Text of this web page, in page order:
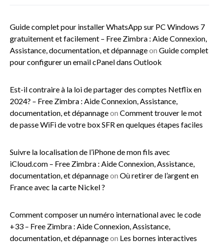
Guide complet pour installer WhatsApp sur PC Windows 7
gratuitement et facilement – Free Zimbra : Aide Connexion,
Assistance, documentation, et dépannageon Guide complet
pour configurer un email cPanel dans Outlook
Est-il contraire à la loi de partager des comptes Netflix en
2024? – Free Zimbra : Aide Connexion, Assistance,
documentation, et dépannageon Comment trouver le mot
de passe WiFi de votre box SFR en quelques étapes faciles
Suivre la localisation de l’iPhone de mon fils avec
iCloud.com – Free Zimbra : Aide Connexion, Assistance,
documentation, et dépannageon Où retirer de l’argent en
France avec la carte Nickel ?
Comment composer un numéro international avec le code
+33 – Free Zimbra : Aide Connexion, Assistance,
documentation, et dépannageon Les bornes interactives